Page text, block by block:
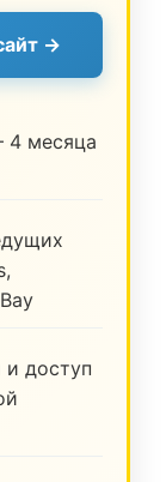
→
4 месяца
и доступ